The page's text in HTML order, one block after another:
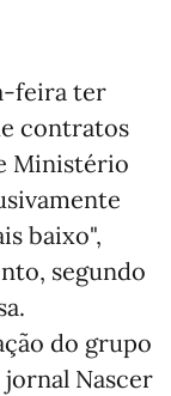
feira ter
contratos
Ministério
baixo",
segundo
do grupo
jornal Nascer